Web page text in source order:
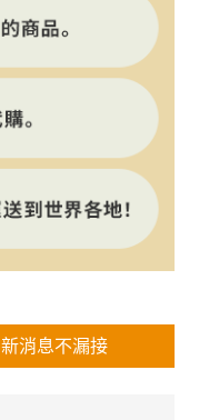
消息不漏接